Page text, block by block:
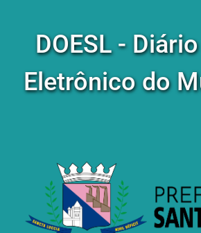
DOESL -
Eletrônico do